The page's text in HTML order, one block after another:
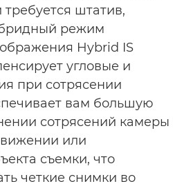
штатив,
режим
Hybrid IS
угловые и
при сотрясении
вам большую
сотрясений камеры
или
съемки, что
четкие снимки во